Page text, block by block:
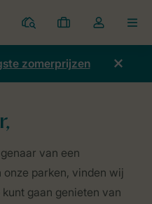
Parken
Mijn
boekingen
Open
de
dropdown
zomerprijzen
van een
parken, vinden wij
gaan genieten van